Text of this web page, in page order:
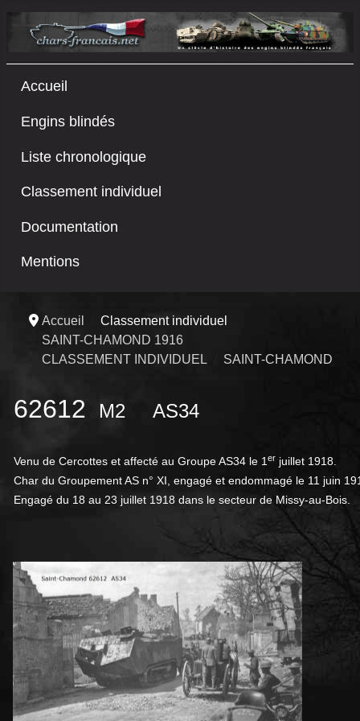
Accueil
Engins blindés
Liste chronologique
Classement individuel
Documentation
Mentions
Accueil
Classement individuel
SAINT-CHAMOND 1916
CLASSEMENT INDIVIDUEL
SAINT-CHAMOND
62612 M2
Venu de Cercottes et affecté au Groupe AS34 le 1 er juillet 1918.
Char du Groupement AS n° XI, engagé et endommagé le 11 juin
Engagé du 18 au 23 juillet 1918 dans le secteur de Missy-au-Bois.